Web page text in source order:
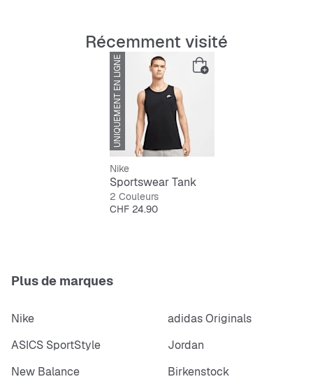
Récemment visité
UNIQUEMENT EN LIGNE
Nike
Sportswear Tank
2 Couleurs
Prix
CHF 24.90
Plus de marques
Nike
adidas Originals
ASICS SportStyle
Jordan
New Balance
Birkenstock